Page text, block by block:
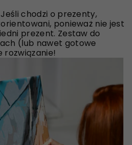
chodzi o prezenty,
ponieważ nie jest
prezent. Zestaw do
(lub nawet gotowe
rozwiązanie!